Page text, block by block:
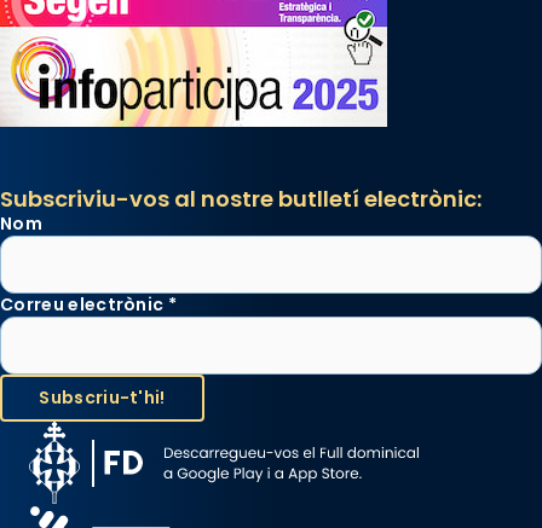
«Si vols saber què és calor, ves per les
Santes a Mataró»🥵.
Photo
View on Facebook · Share
Subscriviu-vos al nostre butlletí electrònic:
Nom
Correu electrònic *